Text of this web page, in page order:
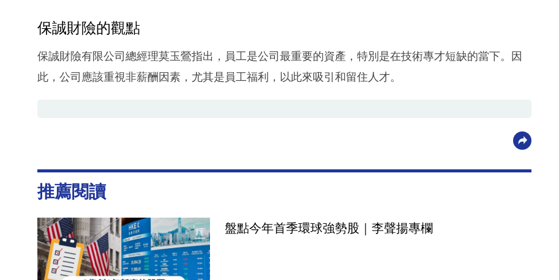
保誠財險的觀點
保誠財險有限公司總經理莫玉鶯指出，員工是公司最重要的資產，特別是在技術專才短缺的當下。因
此，公司應該重視非薪酬因素，尤其是員工福利，以此來吸引和留住人才。
推薦閱讀
盤點今年首季環球強勢股｜李聲揚專欄